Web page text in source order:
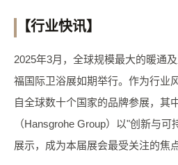
【行业快讯】
2025年3月，全球规模最大的暖通
福国际卫浴展如期举行。作为行业
自全球数十个国家的品牌参展，其
（Hansgrohe Group）以"创新与
展示，成为本届展会最受关注的焦